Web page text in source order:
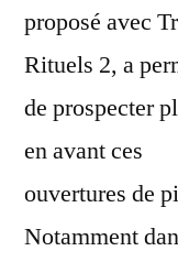
proposé avec
Rituels 2, a
de prospecter
en avant ces
ouvertures de
Notamment